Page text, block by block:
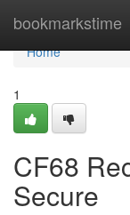
bookmarkstime
Home
Home
1
CF68
Secure